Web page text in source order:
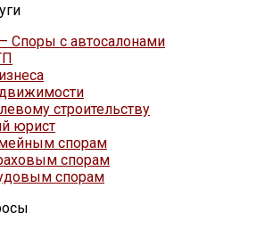
Споры с автосалонами
строительству
юрист
спорам
спорам
спорам